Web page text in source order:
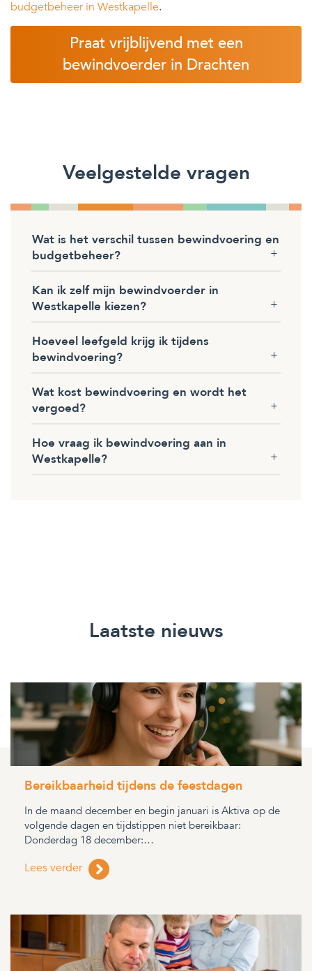
budgetbeheer in Westkapelle.
Praat vrijblijvend met een
bewindvoerder in Drachten
Veelgestelde vragen
Wat is het verschil tussen bewindvoering en
budgetbeheer?
Kan ik zelf mijn bewindvoerder in
Westkapelle kiezen?
Hoeveel leefgeld krijg ik tijdens
bewindvoering?
Wat kost bewindvoering en wordt het
vergoed?
Hoe vraag ik bewindvoering aan in
Westkapelle?
Laatste nieuws
Bereikbaarheid tijdens de feestdagen
In de maand december en begin januari is Aktiva op de
volgende dagen en tijdstippen niet bereikbaar:
Donderdag 18 december:…
Lees verder